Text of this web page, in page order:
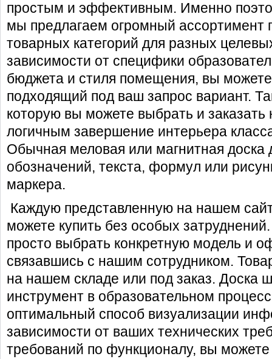
простым и эффективным. Именно
мы предлагаем огромный ассортимент
товарных категорий для разных
зависимости от специфики
бюджета и стиля помещения, вы
подходящий под ваш запрос вариант.
которую вы можете выбрать и
логичным завершение интерьера
Обычная меловая или магнитная доска
обозначений, текста, формул или
маркера.
Каждую представленную на нашем
можете купить без особых
просто выбрать конкретную модель и
связавшись с нашим сотрудником.
на нашем складе или под заказ. Доска
инструмент в образовательном
оптимальный способ визуализации
зависимости от ваших технических
требований по функционалу, вы